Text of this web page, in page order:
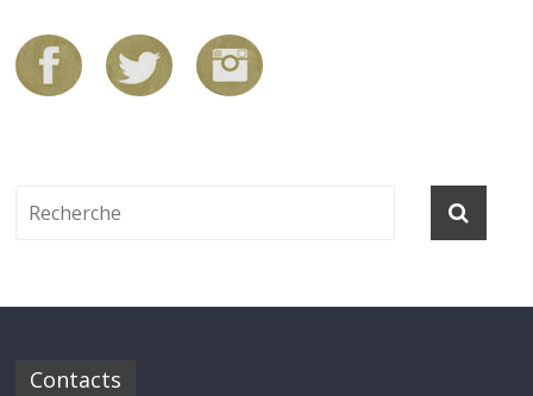
Contacts